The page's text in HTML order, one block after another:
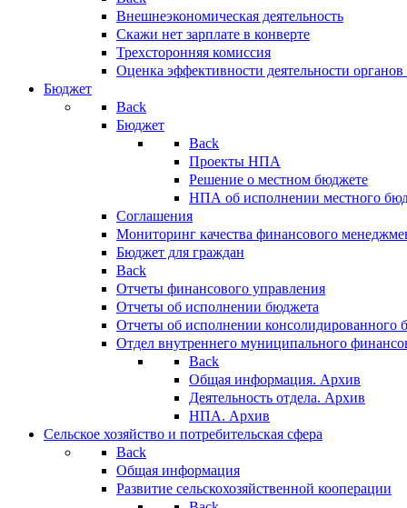
Внешнеэкономическая деятельность
Скажи нет зарплате в конверте
Трехсторонняя комиссия
Оценка эффективности деятельности
Бюджет
Back
Бюджет
Back
Проекты НПА
Решение о местном бюджете
НПА об исполнении местного
Соглашения
Мониторинг качества финансового
Бюджет для граждан
Back
Отчеты финансового управления
Отчеты об исполнении бюджета
Отчеты об исполнении консолидированного
Отдел внутреннего муниципального
Back
Общая информация. Архив
Деятельность отдела. Архив
НПА. Архив
Сельское хозяйство и потребительская сфера
Back
Общая информация
Развитие сельскохозяйственной кооперации